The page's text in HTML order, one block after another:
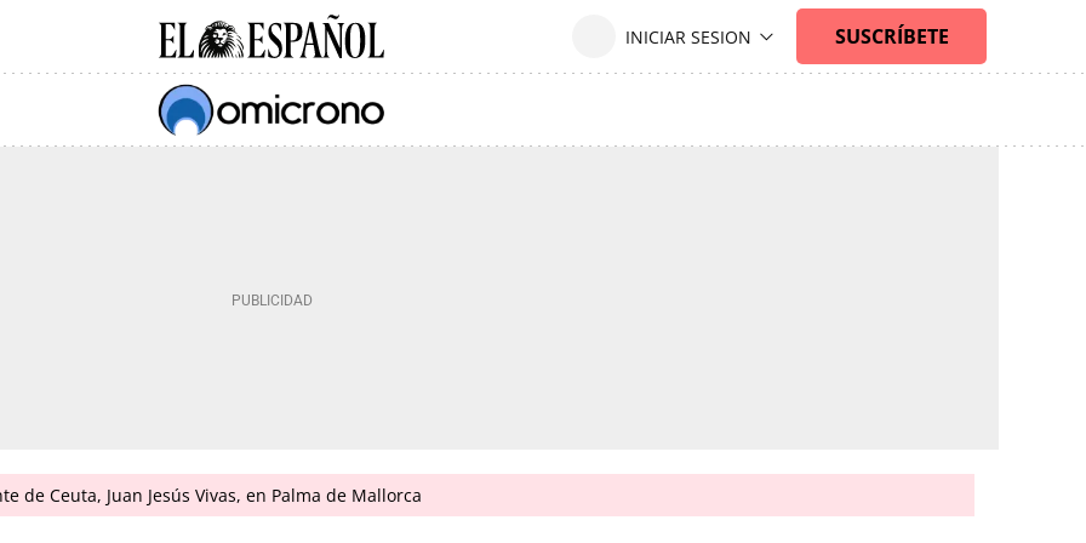
de Ceuta, Juan Jesús Vivas, en Palma de Mallorca